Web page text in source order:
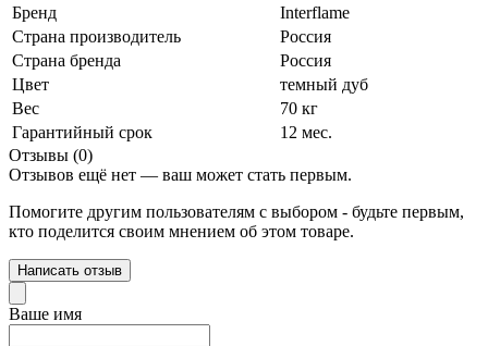
Бренд
Interflame
Страна производитель
Россия
Страна бренда
Россия
Цвет
темный дуб
Вес
70 кг
Гарантийный срок
12 мес.
Отзывы (0)
Отзывов ещё нет — ваш может стать первым.
Помогите другим пользователям с выбором - будьте первым,
кто поделится своим мнением об этом товаре.
Написать отзыв
Ваше имя